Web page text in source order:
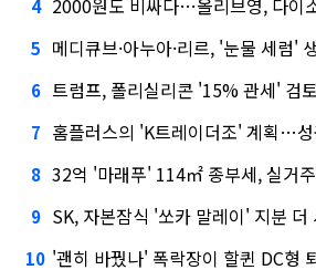
4 2000원도 비싸다…올리브영, 다이소 공
5 메디큐브·아누아·리르, '눈물 세럼'
6 트럼프, 폴리실리콘 '15% 관세' 검토…한
7 홈플러스의 'K트레이더조' 계획…
8 32억 '마래푸' 114㎡ 종부세, 실거주면
9 SK, 자본잠식 '쏘카 말레이' 지분 더
10 '괜히 바꿨나' 폭락장이 할퀸 DC형 퇴직